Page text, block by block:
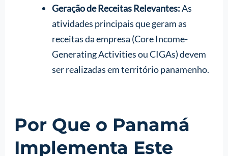
Geração de Receitas Relevantes:As
atividades principais que geram as
receitas da empresa (Core Income-
Generating Activities ou CIGAs) devem
ser realizadas em território panamenho.
Por Que o Panamá
Implementa Este